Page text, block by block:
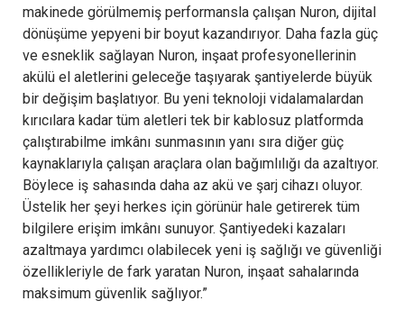
makinede görülmemiş performansla çalışan Nuron, dijital
dönüşüme yepyeni bir boyut kazandırıyor. Daha fazla güç
ve esneklik sağlayan Nuron, inşaat profesyonellerinin
akülü el aletlerini geleceğe taşıyarak şantiyelerde büyük
bir değişim başlatıyor. Bu yeni teknoloji vidalamalardan
kırıcılara kadar tüm aletleri tek bir kablosuz platformda
çalıştırabilme imkânı sunmasının yanı sıra diğer güç
kaynaklarıyla çalışan araçlara olan bağımlılığı da azaltıyor.
Böylece iş sahasında daha az akü ve şarj cihazı oluyor.
Üstelik her şeyi herkes için görünür hale getirerek tüm
bilgilere erişim imkânı sunuyor. Şantiyedeki kazaları
azaltmaya yardımcı olabilecek yeni iş sağlığı ve güvenliği
özellikleriyle de fark yaratan Nuron, inşaat sahalarında
maksimum güvenlik sağlıyor.”